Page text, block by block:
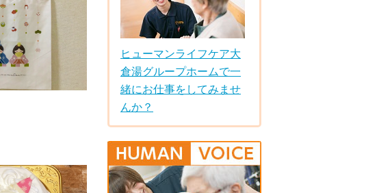
ヒューマンライフケア大
倉湯グループホームで一
緒にお仕事をしてみませ
んか？